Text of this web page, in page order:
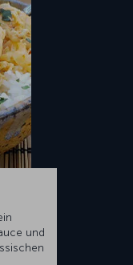
und